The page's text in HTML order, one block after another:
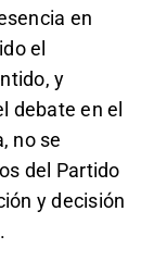
en
el
y
debate en el
no se
del Partido
y decisión